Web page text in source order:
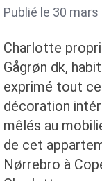
Publié le 30 mars
Charlotte
Gågrøn dk,
exprimé tout
décoration
mêlés au
de cet
Nørrebro à